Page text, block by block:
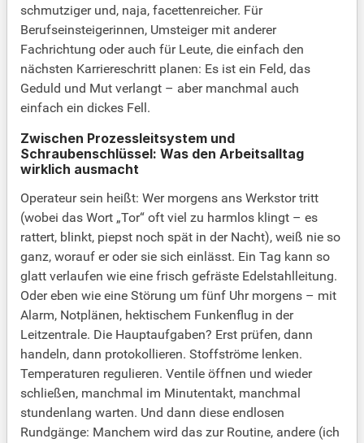
schmutziger und, naja, facettenreicher. Für
Berufseinsteigerinnen, Umsteiger mit anderer
Fachrichtung oder auch für Leute, die einfach den
nächsten Karriereschritt planen: Es ist ein Feld, das
Geduld und Mut verlangt – aber manchmal auch
einfach ein dickes Fell.
Zwischen Prozessleitsystem und
Schraubenschlüssel: Was den Arbeitsalltag
wirklich ausmacht
Operateur sein heißt: Wer morgens ans Werkstor tritt
(wobei das Wort „Tor“ oft viel zu harmlos klingt – es
rattert, blinkt, piepst noch spät in der Nacht), weiß nie so
ganz, worauf er oder sie sich einlässt. Ein Tag kann so
glatt verlaufen wie eine frisch gefräste Edelstahlleitung.
Oder eben wie eine Störung um fünf Uhr morgens – mit
Alarm, Notplänen, hektischem Funkenflug in der
Leitzentrale. Die Hauptaufgaben? Erst prüfen, dann
handeln, dann protokollieren. Stoffströme lenken.
Temperaturen regulieren. Ventile öffnen und wieder
schließen, manchmal im Minutentakt, manchmal
stundenlang warten. Und dann diese endlosen
Rundgänge: Manchem wird das zur Routine, andere (ich